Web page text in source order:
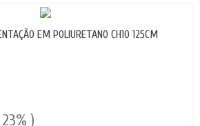
EM POLIURETANO CH10 125CM
)